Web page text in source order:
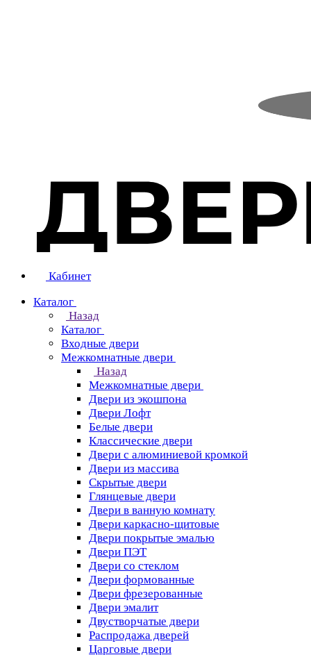
Кабинет
Каталог
Назад
Каталог
Входные двери
Межкомнатные двери
Назад
Межкомнатные двери
Двери из экошпона
Двери Лофт
Белые двери
Классические двери
Двери с алюминиевой кромкой
Двери из массива
Скрытые двери
Глянцевые двери
Двери в ванную комнату
Двери каркасно-щитовые
Двери покрытые эмалью
Двери ПЭТ
Двери со стеклом
Двери формованные
Двери фрезерованные
Двери эмалит
Двустворчатые двери
Распродажа дверей
Царговые двери